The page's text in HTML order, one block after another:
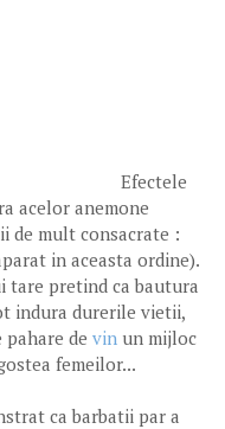
Efectele
acelor anemone
de mult consacrate :
in aceasta ordine).
tare pretind ca bautura
indura durerile vietii,
de vin un mijloc
femeilor...
ca barbatii par a